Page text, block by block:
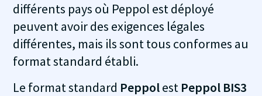
différents pays où Peppol est déployé
peuvent avoir des exigences légales
différentes, mais ils sont tous conformes au
format standard établi.
Le format standard Peppolest Peppol BIS3